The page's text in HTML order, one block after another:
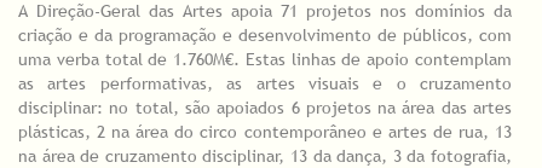
A Direção-Geral das Artes apoia 71 projetos nos domínios da
criação e da programação e desenvolvimento de públicos, com
uma verba total de 1.760M€. Estas linhas de apoio contemplam
as artes performativas, as artes visuais e o cruzamento
disciplinar: no total, são apoiados 6 projetos na área das artes
plásticas, 2 na área do circo contemporâneo e artes de rua, 13
na área de cruzamento disciplinar, 13 da dança, 3 da fotografia,